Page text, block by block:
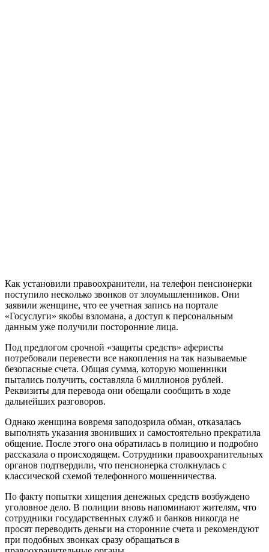
Как установили правоохранители, на телефон пенсионерки
поступило несколько звонков от злоумышленников. Они
заявили женщине, что ее учетная запись на портале
«Госуслуги» якобы взломана, а доступ к персональным
данным уже получили посторонние лица.
Под предлогом срочной «защиты средств» аферисты
потребовали перевести все накопления на так называемые
безопасные счета. Общая сумма, которую мошенники
пытались получить, составляла 6 миллионов рублей.
Реквизиты для перевода они обещали сообщить в ходе
дальнейших разговоров.
Однако женщина вовремя заподозрила обман, отказалась
выполнять указания звонивших и самостоятельно прекратила
общение. После этого она обратилась в полицию и подробно
рассказала о происходящем. Сотрудники правоохранительных
органов подтвердили, что пенсионерка столкнулась с
классической схемой телефонного мошенничества.
По факту попытки хищения денежных средств возбуждено
уголовное дело. В полиции вновь напоминают жителям, что
сотрудники государственных служб и банков никогда не
просят переводить деньги на сторонние счета и рекомендуют
при подобных звонках сразу обращаться в